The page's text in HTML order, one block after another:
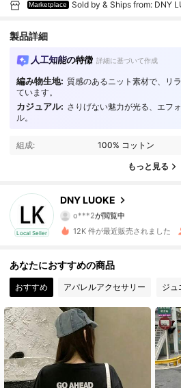
Marketplace Sold by & Ships from: DNY
製品詳細
人工知能の特徴 詳細に基づいて作成
編み物生地: 質感のあるニット素材で、リ
ています。
カジュアル: さりげない魅力が光る、エフ
ル。
組成: 100% コットン
もっと見る
Local Seller
DNY LUOKE
342 フォロワー
4.69 342 フォロワー
4.69 342 フォロワー
4.69
342 フォロワー
12K 件が最近販売されました
あなたにおすすめの商品
おすすめ アパレルアクセサリー ジュ